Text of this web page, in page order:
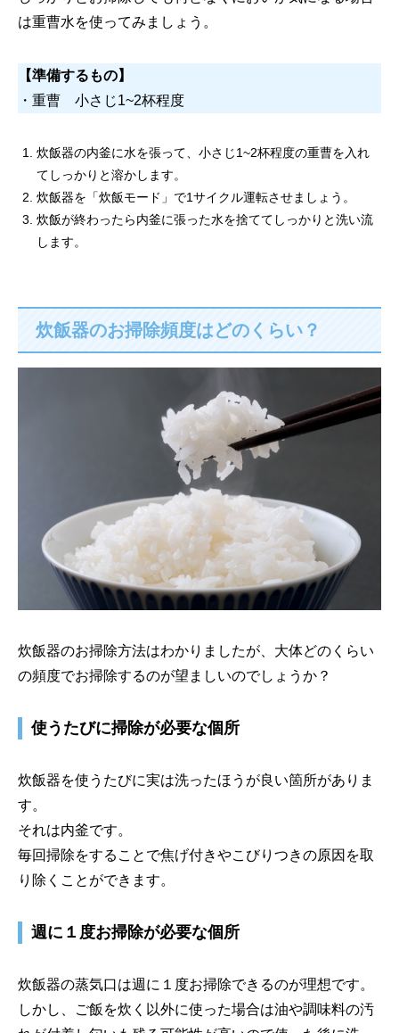
は重曹水を使ってみましょう。
【準備するもの】
・重曹 小さじ1~2杯程度
炊飯器の内釜に水を張って、小さじ1~2杯程度の重曹を入れ
てしっかりと溶かします。
炊飯器を「炊飯モード」で1サイクル運転させましょう。
炊飯が終わったら内釜に張った水を捨ててしっかりと洗い流
します。
炊飯器のお掃除頻度はどのくらい？
炊飯器のお掃除方法はわかりましたが、大体どのくらい
の頻度でお掃除するのが望ましいのでしょうか？
使うたびに掃除が必要な個所
炊飯器を使うたびに実は洗ったほうが良い箇所がありま
す。
それは内釜です。
毎回掃除をすることで焦げ付きやこびりつきの原因を取
り除くことができます。
週に１度お掃除が必要な個所
炊飯器の蒸気口は週に１度お掃除できるのが理想です。
しかし、ご飯を炊く以外に使った場合は油や調味料の汚